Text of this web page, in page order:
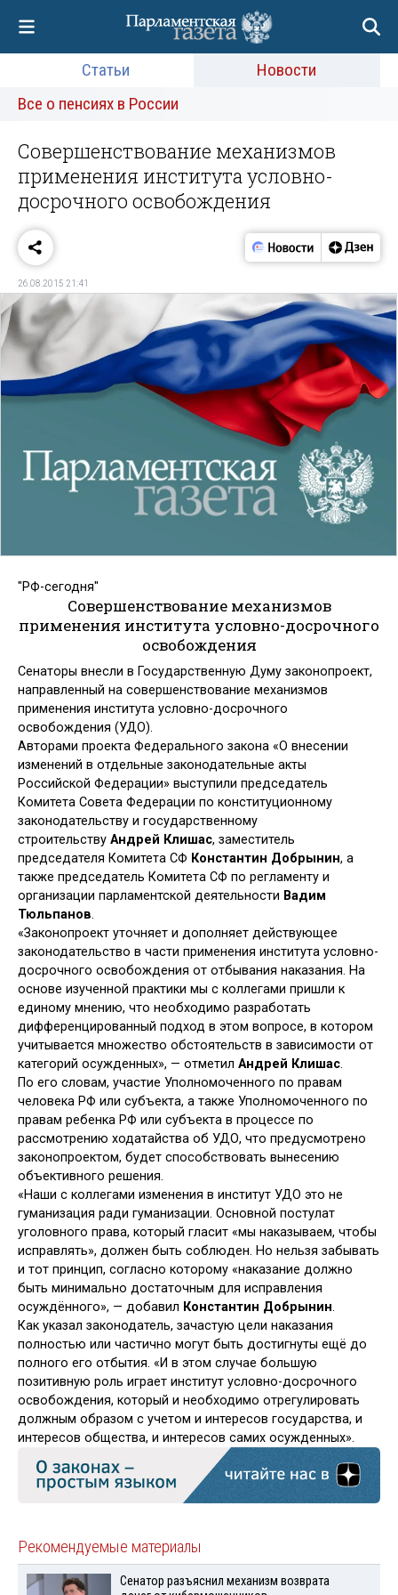
Статьи
Новости
Все о пенсиях в России
Совершенствование механизмов
применения института условно-
досрочного освобождения
26.08.2015 21:41
"РФ-сегодня"
Совершенствование механизмов
применения института условно-досрочного
освобождения
Сенаторы внесли в Государственную Думу законопроект,
направленный на совершенствование механизмов
применения института условно-досрочного
освобождения (УДО).
Авторами проекта Федерального закона «О внесении
изменений в отдельные законодательные акты
Российской Федерации» выступили председатель
Комитета Совета Федерации по конституционному
законодательству и государственному
строительству Андрей Клишас, заместитель
председателя Комитета СФ Константин Добрынин, а
также председатель Комитета СФ по регламенту и
организации парламентской деятельности Вадим
Тюльпанов.
«Законопроект уточняет и дополняет действующее
законодательство в части применения института условно-
досрочного освобождения от отбывания наказания. На
основе изученной практики мы с коллегами пришли к
единому мнению, что необходимо разработать
дифференцированный подход в этом вопросе, в котором
учитывается множество обстоятельств в зависимости от
категорий осужденных», — отметил Андрей Клишас.
По его словам, участие Уполномоченного по правам
человека РФ или субъекта, а также Уполномоченного по
правам ребенка РФ или субъекта в процессе по
рассмотрению ходатайства об УДО, что предусмотрено
законопроектом, будет способствовать вынесению
объективного решения.
«Наши с коллегами изменения в институт УДО это не
гуманизация ради гуманизации. Основной постулат
уголовного права, который гласит «мы наказываем, чтобы
исправлять», должен быть соблюден. Но нельзя забывать
и тот принцип, согласно которому «наказание должно
быть минимально достаточным для исправления
осуждённого», — добавил Константин Добрынин.
Как указал законодатель, зачастую цели наказания
полностью или частично могут быть достигнуты ещё до
полного его отбытия. «И в этом случае большую
позитивную роль играет институт условно-досрочного
освобождения, который и необходимо отрегулировать
должным образом с учетом и интересов государства, и
интересов общества, и интересов самих осужденных».
Рекомендуемые материалы
Сенатор разъяснил механизм возврата